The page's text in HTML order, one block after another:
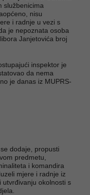
službenicima
nisu
i radnje u vezi s
je nepoznata osoba
Janjetovića broj
inspektor je
da nema
je danas iz MUPRS-
dodaje, propusti
predmetu,
i komandira
mjere i radnje iz
utvrđivanju okolnosti s